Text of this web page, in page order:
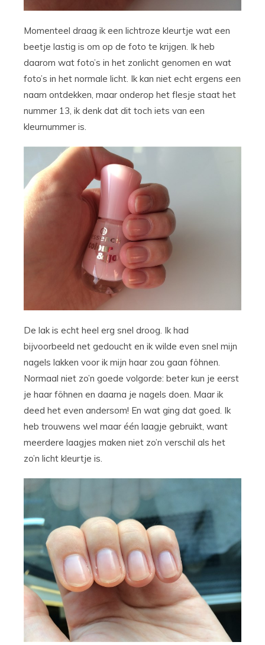
Momenteel draag ik een lichtroze kleurtje wat een
beetje lastig is om op de foto te krijgen. Ik heb
daarom wat foto’s in het zonlicht genomen en wat
foto’s in het normale licht. Ik kan niet echt ergens een
naam ontdekken, maar onderop het flesje staat het
nummer 13, ik denk dat dit toch iets van een
kleurnummer is.
De lak is echt heel erg snel droog. Ik had
bijvoorbeeld net gedoucht en ik wilde even snel mijn
nagels lakken voor ik mijn haar zou gaan föhnen.
Normaal niet zo’n goede volgorde: beter kun je eerst
je haar föhnen en daarna je nagels doen. Maar ik
deed het even andersom! En wat ging dat goed. Ik
heb trouwens wel maar één laagje gebruikt, want
meerdere laagjes maken niet zo’n verschil als het
zo’n licht kleurtje is.